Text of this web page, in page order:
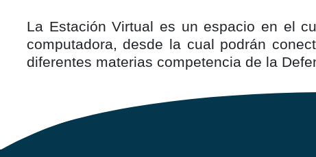
La Estación Virtual es un espacio en el
computadora, desde la cual podrán
diferentes materias competencia de la